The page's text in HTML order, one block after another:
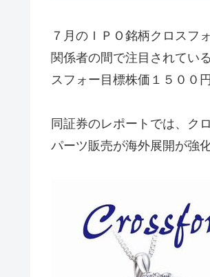
７月のＩＰＯ銘柄クロスフ
関係者の間で注目されてい
スフォー目標株価１５００
同証券のレポートでは、ク
パーツ販売が海外展開が強